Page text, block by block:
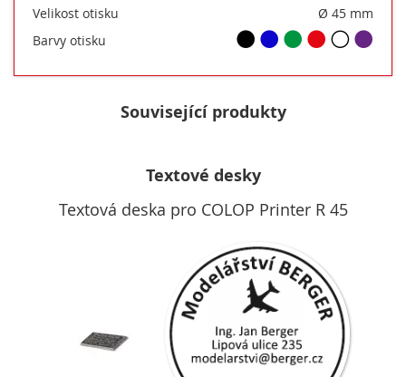
Velikost otisku
Ø 45 mm
Barvy otisku
Související produkty
Textové desky
Textová deska pro COLOP Printer R 45